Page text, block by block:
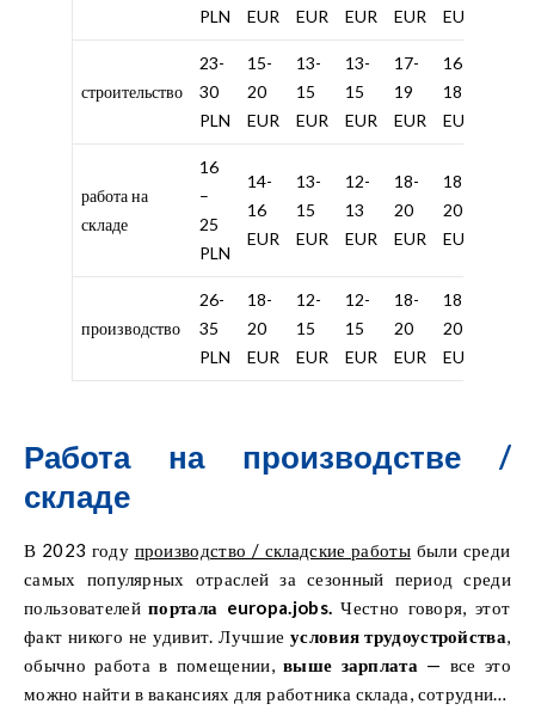
PLN
EUR
EUR
EUR
EUR
EUR
строительство
23-
30
PLN
15-
20
EUR
13-
15
EUR
13-
15
EUR
17-
19
EUR
16-
18
EUR
работа на
складе
16
–
25
PLN
14-
16
EUR
13-
15
EUR
12-
13
EUR
18-
20
EUR
18-
20
EUR
производство
26-
35
PLN
18-
20
EUR
12-
15
EUR
12-
15
EUR
18-
20
EUR
18-
20
EUR
Работа на производстве /
складе
В 2023 году производство / складские работыбыли среди
самых популярных отраслей за сезонный период среди
пользователейпортала europa.jobs. Честно говоря, этот
факт никого не удивит. Лучшие условия трудоустройства,
обычно работа в помещении,выше зарплата — все это
можно найти в вакансиях для работника склада, сотрудника